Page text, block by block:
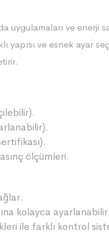
uygulamaları ve enerji
yapısı ve esnek ayar
ölçümleri.
kolayca ayarlanabilir.
ile farklı kontrol